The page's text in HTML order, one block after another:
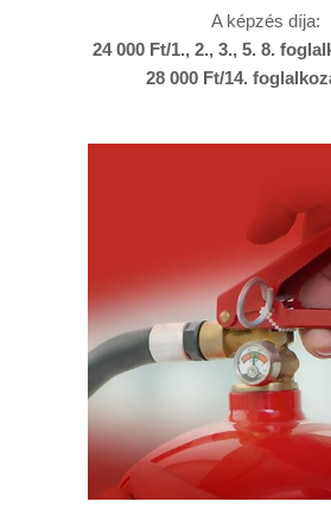
A képzés díja:
24 000 Ft/1., 2., 3., 5. 8.
28 000 Ft/14.